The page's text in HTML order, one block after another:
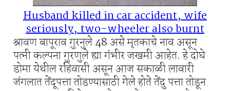
Husband killed in car accident, wife
seriously, two-wheeler also burnt
श्रावण बापूराव गुरनुले 48 असे मृतकाचे नाव असून
पत्नी कल्पना गुरणुले ह्या गंभीर जखमी आहेत. हे दोघे
डोमा येथील रहिवासी असून आज सकाळी लावारी
जंगलात तेंदूपत्ता तोडण्यासाठी गेले होते तेंदु पत्ता तोडून